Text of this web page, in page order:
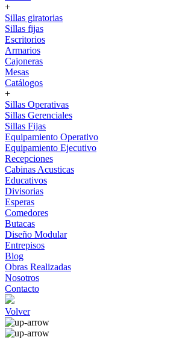
+
Sillas giratorias
Sillas fijas
Escritorios
Armarios
Cajoneras
Mesas
Catálogos
+
Sillas Operativas
Sillas Gerenciales
Sillas Fijas
Equipamiento Operativo
Equipamiento Ejecutivo
Recepciones
Cabinas Acusticas
Educativos
Divisorias
Esperas
Comedores
Butacas
Diseño Modular
Entrepisos
Blog
Obras Realizadas
Nosotros
Contacto
Volver